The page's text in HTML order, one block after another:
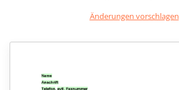
Änderungen vorschlagen